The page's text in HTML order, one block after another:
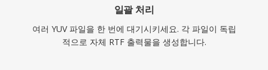
일괄 처리
여러 YUV 파일을 한 번에 대기시키세요. 각 파일이 독립
적으로 자체 RTF 출력물을 생성합니다.